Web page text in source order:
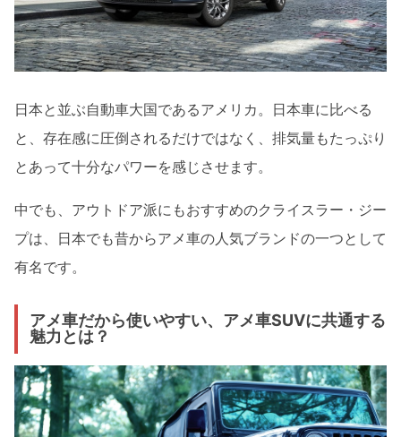
日本と並ぶ自動車大国であるアメリカ。日本車に比べる
と、存在感に圧倒されるだけではなく、排気量もたっぷり
とあって十分なパワーを感じさせます。
中でも、アウトドア派にもおすすめのクライスラー・ジー
プは、日本でも昔からアメ車の人気ブランドの一つとして
有名です。
アメ車だから使いやすい、アメ車SUVに共通する
魅力とは？